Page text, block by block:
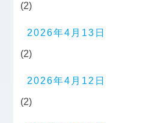
(2)
2026年4月13日
(2)
2026年4月12日
(2)